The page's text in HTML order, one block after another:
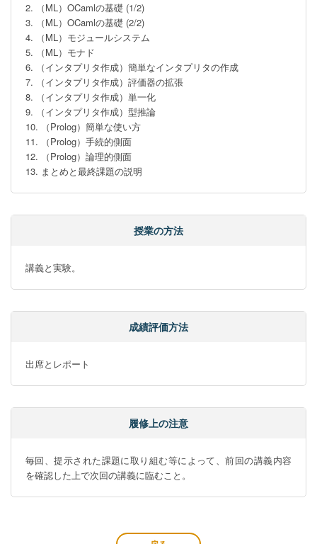
2. （ML）OCamlの基礎 (1/2)
3. （ML）OCamlの基礎 (2/2)
4. （ML）モジュールシステム
5. （ML）モナド
6. （インタプリタ作成）簡単なインタプリタの作成
7. （インタプリタ作成）評価器の拡張
8. （インタプリタ作成）単一化
9. （インタプリタ作成）型推論
10. （Prolog）簡単な使い方
11. （Prolog）手続的側面
12. （Prolog）論理的側面
13. まとめと最終課題の説明
授業の方法
講義と実験。
成績評価方法
出席とレポート
履修上の注意
毎回、提示された課題に取り組む等によって、前回の講義内容
を確認した上で次回の講義に臨むこと。